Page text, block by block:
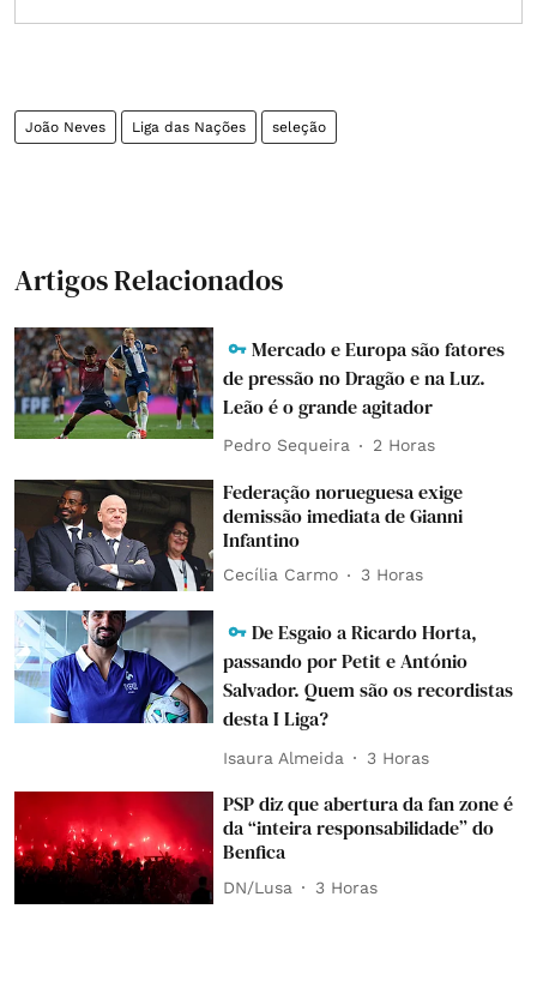
João Neves Liga das Nações seleção
Artigos Relacionados
Mercado e Europa são fatores
de pressão no Dragão e na Luz.
Leão é o grande agitador
Pedro Sequeira 2 Horas
Federação norueguesa exige
demissão imediata de Gianni
Infantino
Cecília Carmo 3 Horas
De Esgaio a Ricardo Horta,
passando por Petit e António
Salvador. Quem são os recordistas
desta I Liga?
Isaura Almeida 3 Horas
PSP diz que abertura da fan zone é
da “inteira responsabilidade” do
Benfica
DN/Lusa 3 Horas